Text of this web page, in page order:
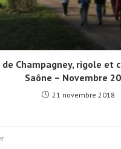
de Champagney, rigole et
Saône – Novembre
21 novembre 2018